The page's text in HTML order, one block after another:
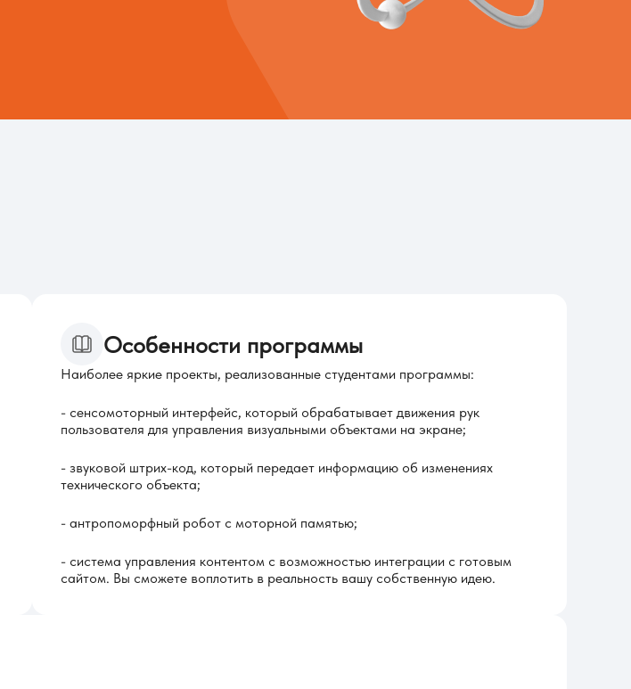
Особенности программы
Наиболее яркие проекты, реализованные студентами программы:
- сенсомоторный интерфейс, который обрабатывает движения рук
пользователя для управления визуальными объектами на экране;
- звуковой штрих-код, который передает информацию об изменениях
технического объекта;
- антропоморфный робот с моторной памятью;
- система управления контентом с возможностью интеграции с готовым
сайтом. Вы сможете воплотить в реальность вашу собственную идею.